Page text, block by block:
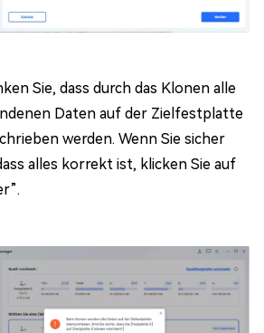
Sie, dass durch das Klonen alle
Daten auf der Zielfestplatte
werden. Wenn Sie sicher
alles korrekt ist, klicken Sie auf